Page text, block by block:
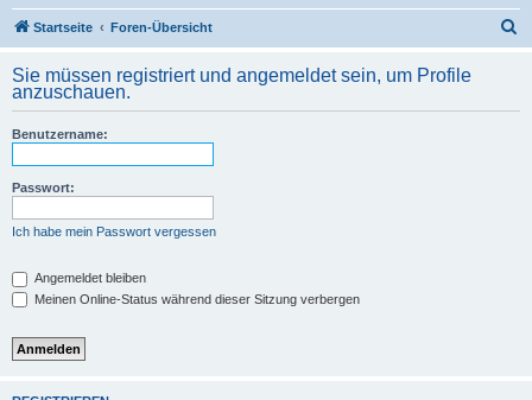
Startseite Foren-Übersicht
h
Sie müssen registriert und angemeldet sein, um Profile
anzuschauen.
Benutzername:
Passwort:
Ich habe mein Passwort vergessen
Angemeldet bleiben
Meinen Online-Status während dieser Sitzung verbergen